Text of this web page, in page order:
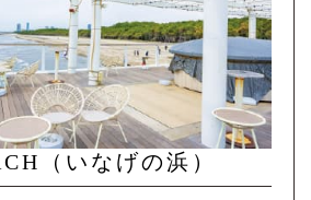
（いなげの浜）